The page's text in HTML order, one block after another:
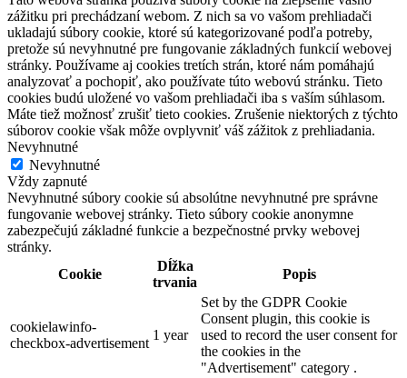
zážitku pri prechádzaní webom. Z nich sa vo vašom prehliadači
ukladajú súbory cookie, ktoré sú kategorizované podľa potreby,
pretože sú nevyhnutné pre fungovanie základných funkcií webovej
stránky. Používame aj cookies tretích strán, ktoré nám pomáhajú
analyzovať a pochopiť, ako používate túto webovú stránku. Tieto
cookies budú uložené vo vašom prehliadači iba s vaším súhlasom.
Máte tiež možnosť zrušiť tieto cookies. Zrušenie niektorých z týchto
súborov cookie však môže ovplyvniť váš zážitok z prehliadania.
Nevyhnutné
Nevyhnutné
Vždy zapnuté
Nevyhnutné súbory cookie sú absolútne nevyhnutné pre správne
fungovanie webovej stránky. Tieto súbory cookie anonymne
zabezpečujú základné funkcie a bezpečnostné prvky webovej
stránky.
Cookie
Dĺžka
trvania
Popis
cookielawinfo-
checkbox-advertisement
1 year
Set by the GDPR Cookie
Consent plugin, this cookie is
used to record the user consent for
the cookies in the
"Advertisement" category .